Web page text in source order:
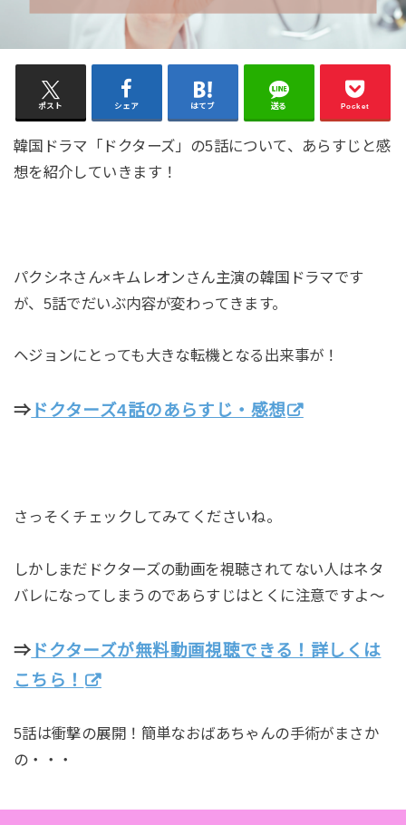
ポスト シェア はてブ 送る Pocket
韓国ドラマ「ドクターズ」の5話について、あらすじと感
想を紹介していきます！
パクシネさん×キムレオンさん主演の韓国ドラマです
が、5話でだいぶ内容が変わってきます。
ヘジョンにとっても大きな転機となる出来事が！
⇒ ドクターズ4話のあらすじ・感想
さっそくチェックしてみてくださいね。
しかしまだドクターズの動画を視聴されてない人はネタ
バレになってしまうのであらすじはとくに注意ですよ～
⇒ ドクターズが無料動画視聴できる！詳しくは
こちら！
5話は衝撃の展開！簡単なおばあちゃんの手術がまさか
の・・・